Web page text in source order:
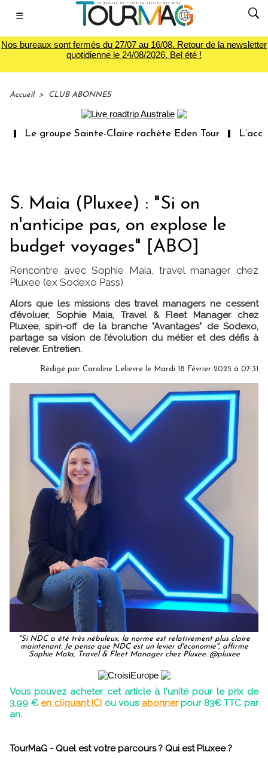
☰
Nos bureaux sont fermés du 27/07 au 16/08. Retour de la newsletter
quotidienne le 24/08/2026. Bel été !
Accueil > CLUB ABONNES
Sainte-Claire rachète Eden Tour L’accès aux
S. Maia (Pluxee) : "Si on
n'anticipe pas, on explose le
budget voyages" [ABO]
Rencontre avec Sophie Maia, travel manager chez
Pluxee (ex Sodexo Pass)
Alors que les missions des travel managers ne cessent
d’évoluer, Sophie Maia, Travel & Fleet Manager chez
Pluxee, spin-off de la branche "Avantages" de Sodexo,
partage sa vision de l’évolution du métier et des défis à
relever. Entretien.
Rédigé par Caroline Lelievre le Mardi 18 Février 2025 à 07:31
"Si NDC a été très nébuleux, la norme est relativement plus claire
maintenant. Je pense que NDC est un levier d'économie", affirme
Sophie Maïa, Travel & Fleet Manager chez Pluxee. @pluxee
Vous pouvez acheter cet article à l'unité pour le prix de
3,99 € en cliquant ICI ou vous abonner pour 83€ TTC par
an.
TourMaG - Quel est votre parcours ? Qui est Pluxee ?